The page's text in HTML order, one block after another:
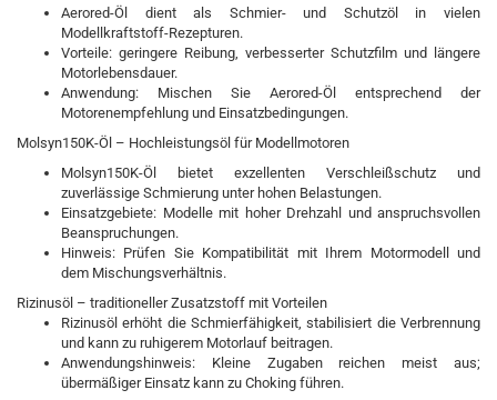
Aerored-Öl dient als Schmier- und Schutzöl in vielen
Modellkraftstoff-Rezepturen.
Vorteile: geringere Reibung, verbesserter Schutzfilm und längere
Motorlebensdauer.
Anwendung: Mischen Sie Aerored-Öl entsprechend der
Motorenempfehlung und Einsatzbedingungen.
Molsyn150K-Öl – Hochleistungsöl für Modellmotoren
Molsyn150K-Öl bietet exzellenten Verschleißschutz und
zuverlässige Schmierung unter hohen Belastungen.
Einsatzgebiete: Modelle mit hoher Drehzahl und anspruchsvollen
Beanspruchungen.
Hinweis: Prüfen Sie Kompatibilität mit Ihrem Motormodell und
dem Mischungsverhältnis.
Rizinusöl – traditioneller Zusatzstoff mit Vorteilen
Rizinusöl erhöht die Schmierfähigkeit, stabilisiert die Verbrennung
und kann zu ruhigerem Motorlauf beitragen.
Anwendungshinweis: Kleine Zugaben reichen meist aus;
übermäßiger Einsatz kann zu Choking führen.